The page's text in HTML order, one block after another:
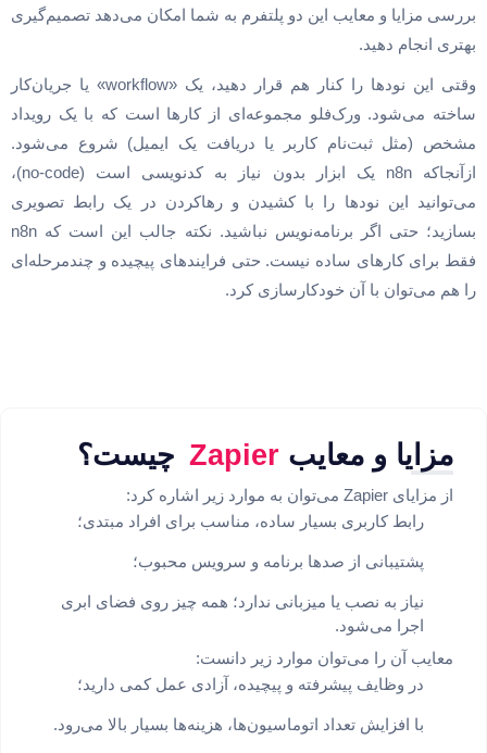
بررسی مزایا و معایب این دو پلتفرم به شما امکان می‌دهد تصمیم‌گیری
بهتری انجام دهید.
وقتی این نودها را کنار هم قرار دهید، یک «workflow» یا جریان‌کار
ساخته می‌شود. ورک‌فلو مجموعه‌ای از کارها است که با یک رویداد
مشخص (مثل ثبت‌نام کاربر یا دریافت یک ایمیل) شروع می‌شود.
ازآنجاکه n8n یک ابزار بدون نیاز به کدنویسی است (no-code)،
می‌توانید این نودها را با کشیدن و رهاکردن در یک رابط تصویری
بسازید؛ حتی اگر برنامه‌نویس نباشید. نکته جالب این است که n8n
فقط برای کارهای ساده نیست. حتی فرایندهای پیچیده و چندمرحله‌ای
را هم می‌توان با آن خودکارسازی کرد.
مزایا و معایب Zapier چیست؟
از مزایای Zapier می‌توان به موارد زیر اشاره کرد:
رابط کاربری بسیار ساده، مناسب برای افراد مبتدی؛
پشتیبانی از صدها برنامه و سرویس محبوب؛
نیاز به نصب یا میزبانی ندارد؛ همه چیز روی فضای ابری
اجرا می‌شود.
معایب آن را می‌توان موارد زیر دانست:
در وظایف پیشرفته و پیچیده، آزادی عمل کمی دارید؛
با افزایش تعداد اتوماسیون‌ها، هزینه‌ها بسیار بالا می‌رود.